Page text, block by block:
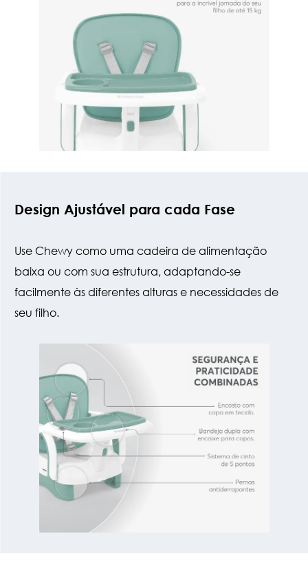
Design Ajustável para cada Fase
Use Chewy como uma cadeira de alimentação
baixa ou com sua estrutura, adaptando-se
facilmente às diferentes alturas e necessidades de
seu filho.